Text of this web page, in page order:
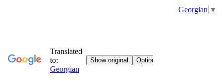
Georgian ▼